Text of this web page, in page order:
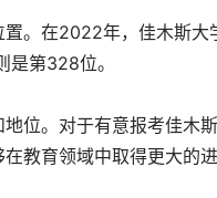
。在2022年，佳木斯
第328位。
位。对于有意报考佳木
教育领域中取得更大的进